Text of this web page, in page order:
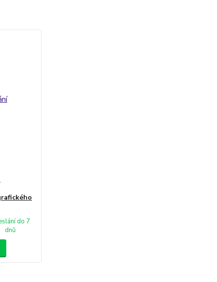
do 7
dnů